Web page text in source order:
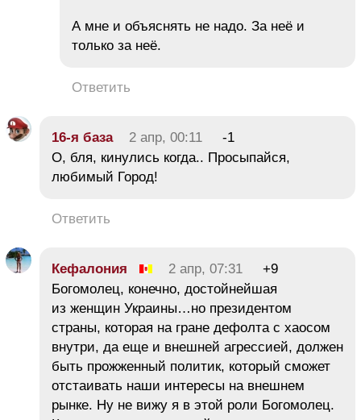
А мне и объяснять не надо. За неё и
только за неё.
Ответить
16-я база 2 апр, 00:11
-1
О, бля, кинулись когда.. Просыпайся,
любимый Город!
Ответить
Кефалония 2 апр, 07:31
+9
Богомолец, конечно, достойнейшая
из женщин Украины…но президентом
страны, которая на гране дефолта с хаосом
внутри, да еще и внешней агрессией, должен
быть прожженный политик, который сможет
отстаивать наши интересы на внешнем
рынке. Ну не вижу я в этой роли Богомолец.